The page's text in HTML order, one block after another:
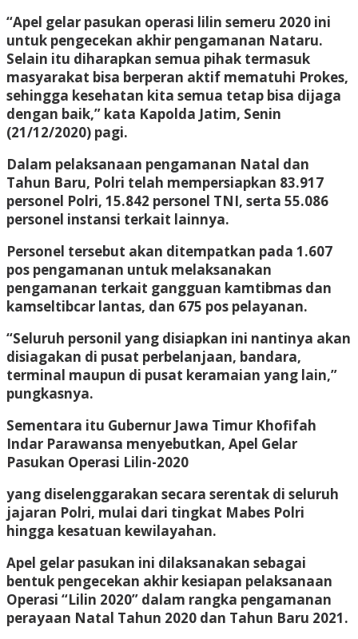
“Apel gelar pasukan operasi lilin semeru 2020 ini
untuk pengecekan akhir pengamanan Nataru.
Selain itu diharapkan semua pihak termasuk
masyarakat bisa berperan aktif mematuhi Prokes,
sehingga kesehatan kita semua tetap bisa dijaga
dengan baik,” kata Kapolda Jatim, Senin
(21/12/2020) pagi.
Dalam pelaksanaan pengamanan Natal dan
Tahun Baru, Polri telah mempersiapkan 83.917
personel Polri, 15.842 personel TNI, serta 55.086
personel instansi terkait lainnya.
Personel tersebut akan ditempatkan pada 1.607
pos pengamanan untuk melaksanakan
pengamanan terkait gangguan kamtibmas dan
kamseltibcar lantas, dan 675 pos pelayanan.
“Seluruh personil yang disiapkan ini nantinya akan
disiagakan di pusat perbelanjaan, bandara,
terminal maupun di pusat keramaian yang lain,”
pungkasnya.
Sementara itu Gubernur Jawa Timur Khofifah
Indar Parawansa menyebutkan, Apel Gelar
Pasukan Operasi Lilin-2020
yang diselenggarakan secara serentak di seluruh
jajaran Polri, mulai dari tingkat Mabes Polri
hingga kesatuan kewilayahan.
Apel gelar pasukan ini dilaksanakan sebagai
bentuk pengecekan akhir kesiapan pelaksanaan
Operasi “Lilin 2020” dalam rangka pengamanan
perayaan Natal Tahun 2020 dan Tahun Baru 2021.